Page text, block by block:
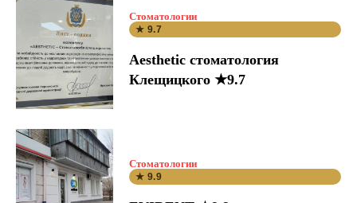
Стоматологии
★ 9.7
Aesthetic стоматология
Клещицкого ★9.7
Стоматологии
★ 9.9